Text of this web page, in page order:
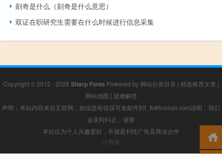
刻奇是什么（刻奇是什么意思）
双证在职研究生需要在什么时候进行信息采集
Copyright © 2012 - 2026 Sharp Fonts Powered by 网站分类目录 | 精选推荐文章 |
网站地图 | 疑难解答
声明：本站内容来自互联网，如信息有错误可发邮件到f_fb#foxmail.com说明，我们
会及时纠正，谢谢
本站仅为个人兴趣爱好，不接盈利性广告及商业合作
小男孩